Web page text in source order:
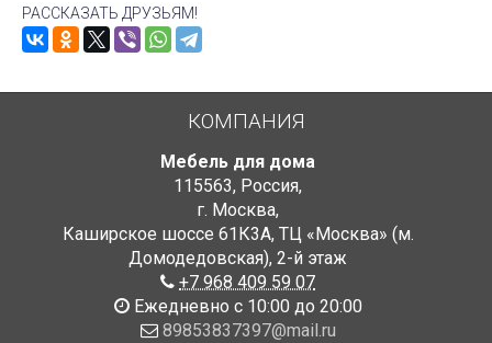
РАССКАЗАТЬ ДРУЗЬЯМ!
КОМПАНИЯ
Мебель для дома
115563, Россия,
г. Москва,
Каширское шоссе 61К3А, ТЦ «Москва» (м.
Домодедовская), 2-й этаж
+7 968 409 59 07
Ежедневно с 10:00 до 20:00
89853837397@mail.ru